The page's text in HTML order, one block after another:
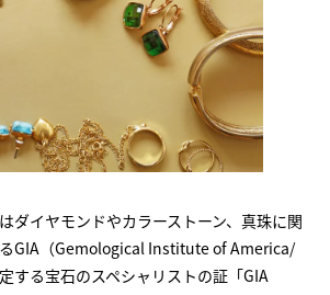
ダイヤモンドやカラーストーン、真珠に関
GIA（Gemological Institute of America/
する宝石のスペシャリストの証「GIA